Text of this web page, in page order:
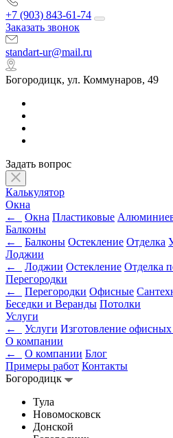
+7 (903) 843-61-74
Заказать звонок
standart-ur@mail.ru
Богородицк, ул. Коммунаров, 49
Задать вопрос
Калькулятор
Окна
←
Окна Пластиковые
Балконы
←
Балконы Остекление Отделка
Лоджии
←
Лоджии Остекление Отделка
Перегородки
←
Перегородки Офисные
Беседки и Веранды Потолки
Услуги
←
Услуги Изготовление офисных
О компании
←
О компании Блог
Примеры работ Контакты
Богородицк
Тула
Новомосковск
Донской